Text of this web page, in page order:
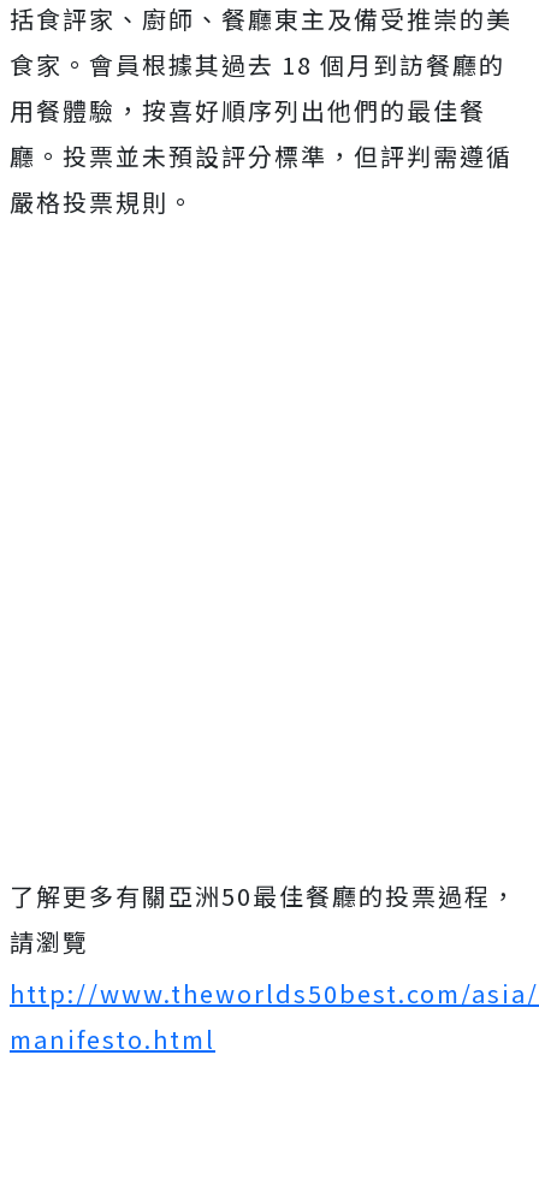
括食評家、廚師、餐廳東主及備受推崇的美
食家。會員根據其過去 18 個月到訪餐廳的
用餐體驗，按喜好順序列出他們的最佳餐
廳。投票並未預設評分標準，但評判需遵循
嚴格投票規則。
了解更多有關亞洲50最佳餐廳的投票過程，
請瀏覽
http://www.theworlds50best.com/
manifesto.html